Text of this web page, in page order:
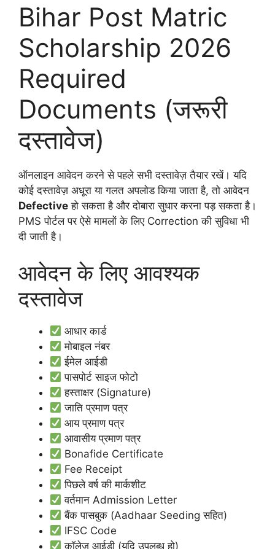
Bihar Post Matric
Scholarship 2026
Required
Documents (जरूरी
दस्तावेज)
ऑनलाइन आवेदन करने से पहले सभी दस्तावेज़ तैयार रखें। यदि
कोई दस्तावेज़ अधूरा या गलत अपलोड किया जाता है, तो आवेदन
Defective हो सकता है और दोबारा सुधार करना पड़ सकता है।
PMS पोर्टल पर ऐसे मामलों के लिए Correction की सुविधा भी
दी जाती है।
आवेदन के लिए आवश्यक
दस्तावेज
आधार कार्ड
मोबाइल नंबर
ईमेल आईडी
पासपोर्ट साइज फोटो
हस्ताक्षर (Signature)
जाति प्रमाण पत्र
आय प्रमाण पत्र
आवासीय प्रमाण पत्र
Bonafide Certificate
Fee Receipt
पिछले वर्ष की मार्कशीट
वर्तमान Admission Letter
बैंक पासबुक (Aadhaar Seeding सहित)
IFSC Code
कॉलेज आईडी (यदि उपलब्ध हो)